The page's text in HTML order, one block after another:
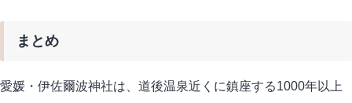
まとめ
愛媛・伊佐爾波神社は、道後温泉近くに鎮座する1000年以上